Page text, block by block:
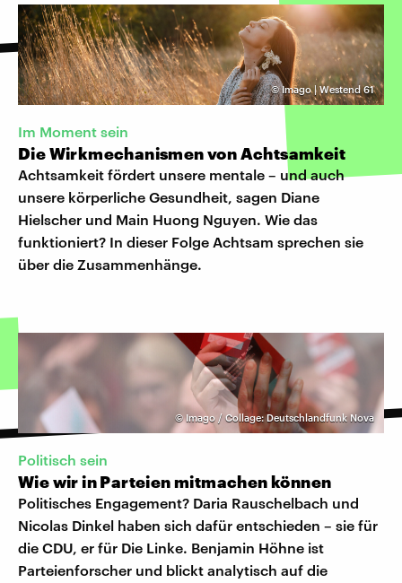
©Imago | Westend 61
Im Moment sein
Die Wirkmechanismen von Achtsamkeit
Achtsamkeit fördert unsere mentale – und auch
unsere körperliche Gesundheit, sagen Diane
Hielscher und Main Huong Nguyen. Wie das
funktioniert? In dieser Folge Achtsam sprechen sie
über die Zusammenhänge.
©Imago / Collage: Deutschlandfunk Nova
Politisch sein
Wie wir in Parteien mitmachen können
Politisches Engagement? Daria Rauschelbach und
Nicolas Dinkel haben sich dafür entschieden – sie für
die CDU, er für Die Linke. Benjamin Höhne ist
Parteienforscher und blickt analytisch auf die